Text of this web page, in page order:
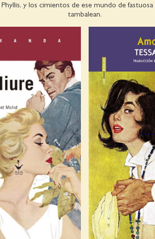
y los cimientos de ese mundo de
tambalean.